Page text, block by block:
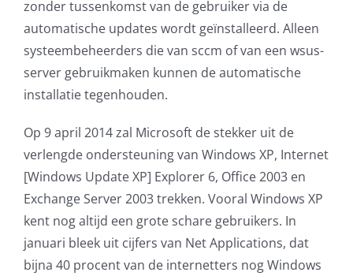
Remote Help
WordPress SLA Contract
Contact
zonder tussenkomst van de gebruiker via de
automatische updates wordt geïnstalleerd. Alleen
systeembeheerders die van sccm of van een wsus-
server gebruikmaken kunnen de automatische
installatie tegenhouden.
Op 9 april 2014 zal Microsoft de stekker uit de
verlengde ondersteuning van Windows XP, Internet
[Windows Update XP] Explorer 6, Office 2003 en
Exchange Server 2003 trekken. Vooral Windows XP
kent nog altijd een grote schare gebruikers. In
januari bleek uit cijfers van Net Applications, dat
bijna 40 procent van de internetters nog Windows